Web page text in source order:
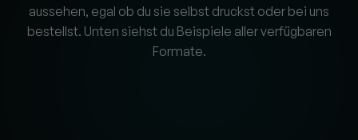
aussehen, egal ob du sie selbst druckst oder bei uns
bestellst. Unten siehst du Beispiele aller verfügbaren
Formate.